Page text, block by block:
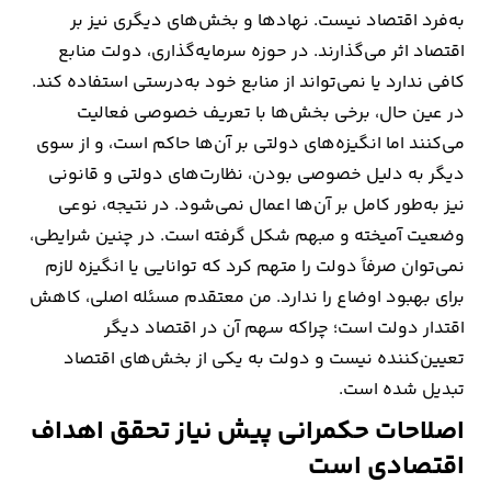
به‌فرد اقتصاد نیست. نهادها و بخش‌های دیگری نیز بر
اقتصاد اثر می‌گذارند. در حوزه سرمایه‌گذاری، دولت منابع
کافی ندارد یا نمی‌تواند از منابع خود به‌درستی استفاده کند.
در عین حال، برخی بخش‌ها با تعریف خصوصی فعالیت
می‌کنند اما انگیزه‌های دولتی بر آن‌ها حاکم است، و از سوی
دیگر به دلیل خصوصی بودن، نظارت‌های دولتی و قانونی
نیز به‌طور کامل بر آن‌ها اعمال نمی‌شود. در نتیجه، نوعی
وضعیت آمیخته و مبهم شکل گرفته است. در چنین شرایطی،
نمی‌توان صرفاً دولت را متهم کرد که توانایی یا انگیزه لازم
برای بهبود اوضاع را ندارد. من معتقدم مسئله اصلی، کاهش
اقتدار دولت است؛ چراکه سهم آن در اقتصاد دیگر
تعیین‌کننده نیست و دولت به یکی از بخش‌های اقتصاد
تبدیل شده است.
اصلاحات حکمرانی پیش نیاز تحقق اهداف
اقتصادی است